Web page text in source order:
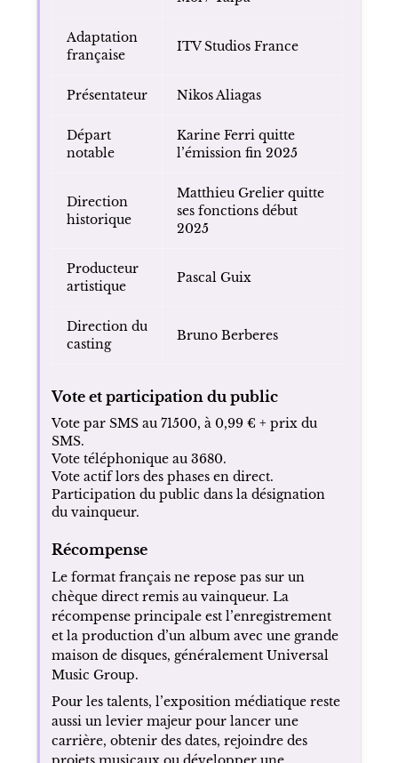
Adaptation
française
ITV Studios France
Présentateur Nikos Aliagas
Départ
notable
Karine Ferri quitte
l’émission fin 2025
Direction
historique
Matthieu Grelier quitte
ses fonctions début
2025
Producteur
artistique
Pascal Guix
Direction du
casting
Bruno Berberes
Vote et participation du public
Vote par SMS au 71500, à 0,99 € + prix du
SMS.
Vote téléphonique au 3680.
Vote actif lors des phases en direct.
Participation du public dans la désignation
du vainqueur.
Récompense
Le format français ne repose pas sur un
chèque direct remis au vainqueur. La
récompense principale est l’enregistrement
et la production d’un album avec une grande
maison de disques, généralement Universal
Music Group.
Pour les talents, l’exposition médiatique reste
aussi un levier majeur pour lancer une
carrière, obtenir des dates, rejoindre des